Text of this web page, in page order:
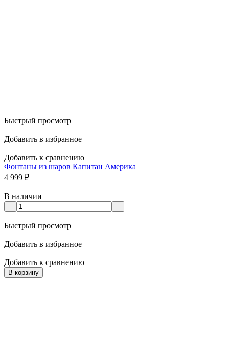
Быстрый просмотр
Добавить в избранное
Добавить к сравнению
Фонтаны из шаров Капитан Америка
4 999 ₽
В наличии
Быстрый просмотр
Добавить в избранное
Добавить к сравнению
В корзину